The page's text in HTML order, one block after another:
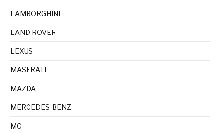
LAMBORGHINI
LAND ROVER
LEXUS
MASERATI
MAZDA
MERCEDES-BENZ
MG